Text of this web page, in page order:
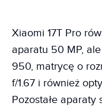
Xiaomi 17T Pro
aparatu 50 MP,
950, matrycę o
f/1.67 i również
Pozostałe aparaty